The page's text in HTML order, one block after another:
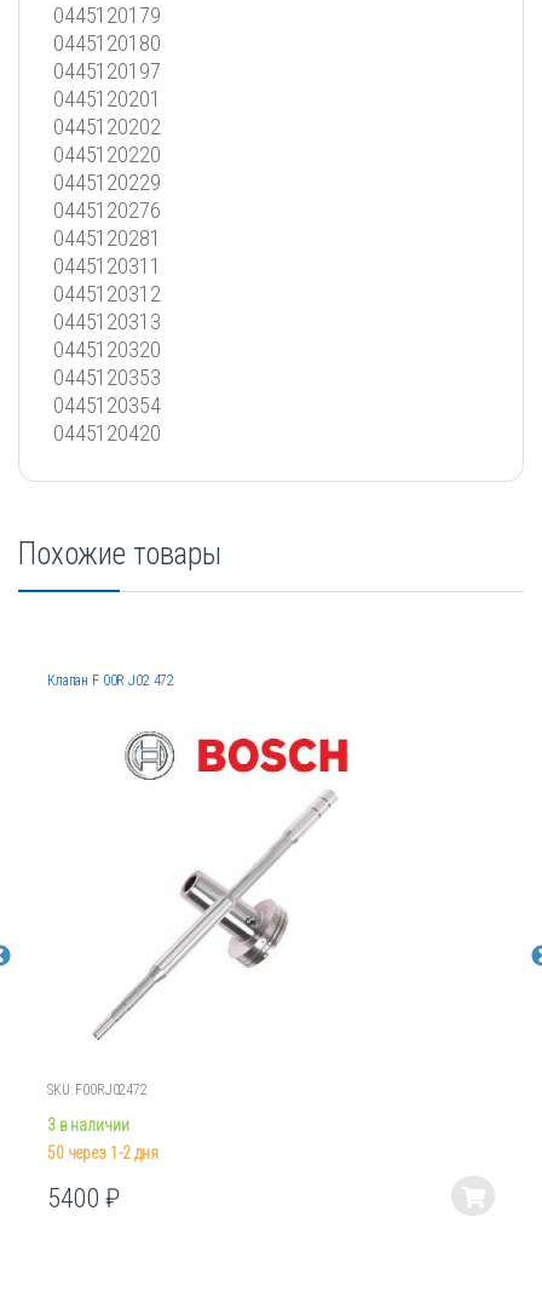
0445120179
0445120180
0445120197
0445120201
0445120202
0445120220
0445120229
0445120276
0445120281
0445120311
0445120312
0445120313
0445120320
0445120353
0445120354
0445120420
Похожие товары
Клапан F 00R J02 472
SKU: F00RJ02472
3 в наличии
50 через 1-2 дня
5400₽
Этот